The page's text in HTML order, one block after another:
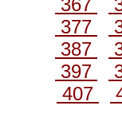
367
377
387
397
407